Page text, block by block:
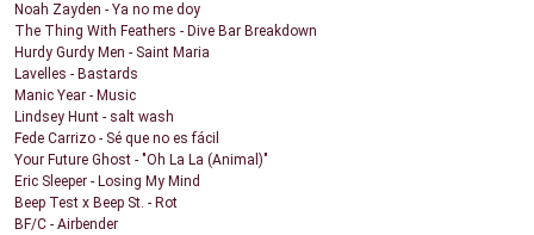
Noah Zayden - Ya no me doy
The Thing With Feathers - Dive Bar Breakdown
Hurdy Gurdy Men - Saint Maria
Lavelles - Bastards
Manic Year - Music
Lindsey Hunt - salt wash
Fede Carrizo - Sé que no es fácil
Your Future Ghost - "Oh La La (Animal)"
Eric Sleeper - Losing My Mind
Beep Test x Beep St. - Rot
BF/C - Airbender